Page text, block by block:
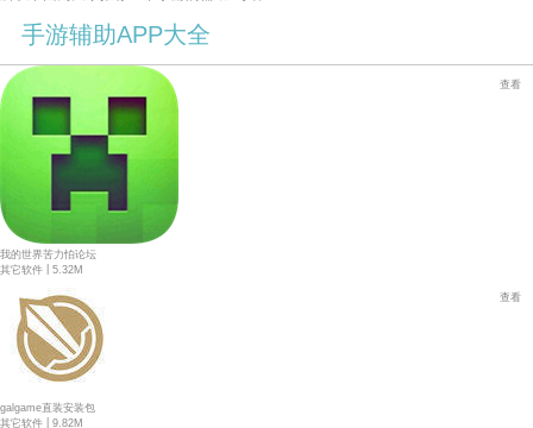
手游辅助APP大全
我的世界苦力怕论坛
其它软件
5.32M
查看
galgame直装安装包
其它软件
9.82M
查看